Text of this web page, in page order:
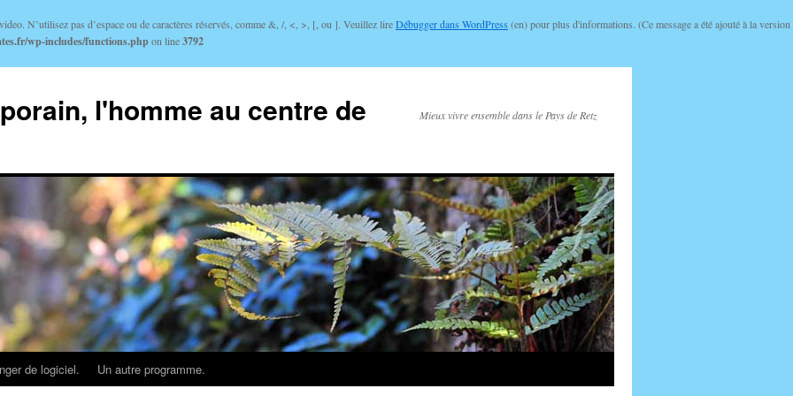
N’utilisez pas d’espace ou de caractères réservés, comme &, /, <, >, [, ou ]. Veuillez lireDébugger dans WordPress (en) pour plus d'informations. (Ce message a été ajouté à la version
wp-includes/functions.phpon line3792
l'homme au centre de
Mieux vivre ensemble dans le Pays de Retz
de logiciel. Un autre programme.